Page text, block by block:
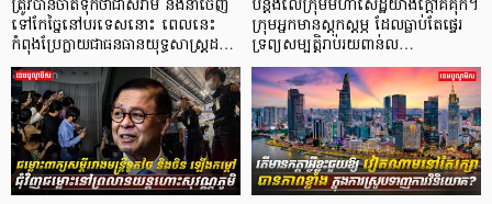
ត្រូវបានចាត់ទុកថាជាសំរាម និងនាំចេញ
ទៅកែច្នៃនៅបរទេស​នោះ ពេលនេះ
កំពុងប្រែក្លាយជាធនធានយុទ្ធសាស្ត្រដ…
បន្តឹងលើក្រុមមហាសេដ្ឋី​យ៉ាង​ក្ដៅគគុក។
​ក្រុមអ្នកមានស្ដុកស្ដម្ភ ដែល​ធ្លាប់​តែផ្ទេរ
ទ្រព្យសម្បត្តិរាប់រយពាន់ល…